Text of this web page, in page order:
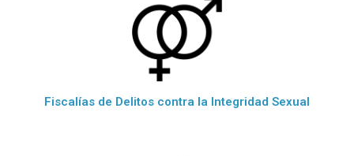
Fiscalías de Delitos contra la Integridad Sexual